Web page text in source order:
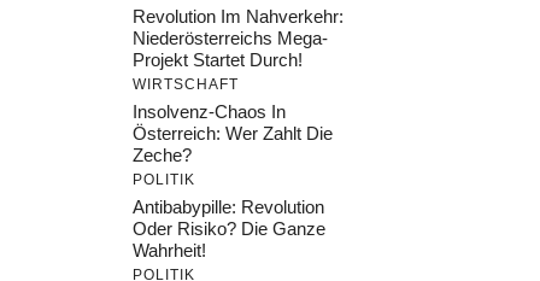
Revolution Im Nahverkehr:
Niederösterreichs Mega-
Projekt Startet Durch!
WIRTSCHAFT
Insolvenz-Chaos In
Österreich: Wer Zahlt Die
Zeche?
POLITIK
Antibabypille: Revolution
Oder Risiko? Die Ganze
Wahrheit!
POLITIK